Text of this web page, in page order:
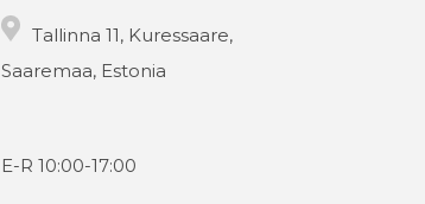
Tallinna 11, Kuressaare,
Saaremaa, Estonia
E-R 10:00-17:00